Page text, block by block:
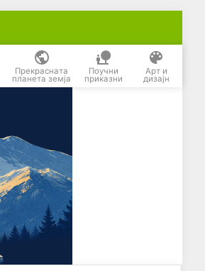
Прекрасната
планета земја
Поучни
приказни
Арт и
дизајн